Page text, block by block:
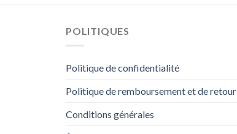
POLITIQUES
Politique de confidentialité
Politique de remboursement et de retour
Conditions générales